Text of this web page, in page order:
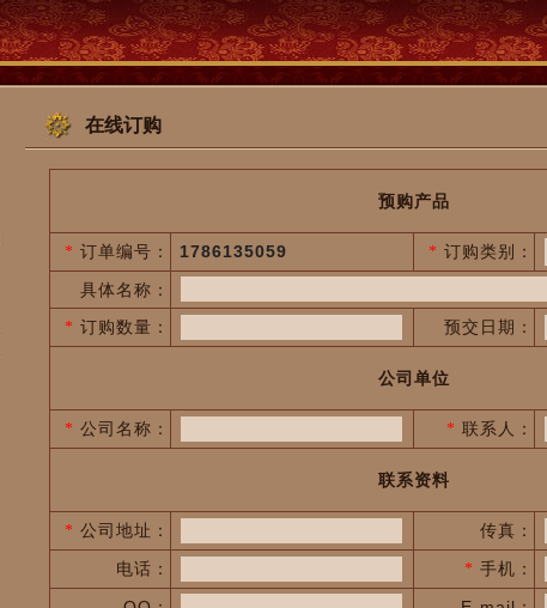
在线订购
预购产品
* 订单编号： 1786135059 * 订购类别：
具体名称：
* 订购数量： 预交日期：
公司单位
* 公司名称： * 联系人：
联系资料
* 公司地址：
传真：
电话：
* 手机：